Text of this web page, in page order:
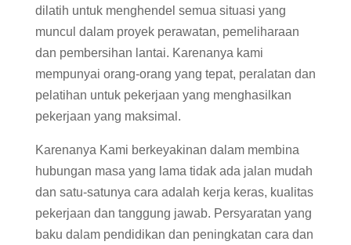
dilatih untuk menghendel semua situasi yang
muncul dalam proyek perawatan, pemeliharaan
dan pembersihan lantai. Karenanya kami
mempunyai orang-orang yang tepat, peralatan dan
pelatihan untuk pekerjaan yang menghasilkan
pekerjaan yang maksimal.
Karenanya Kami berkeyakinan dalam membina
hubungan masa yang lama tidak ada jalan mudah
dan satu-satunya cara adalah kerja keras, kualitas
pekerjaan dan tanggung jawab. Persyaratan yang
baku dalam pendidikan dan peningkatan cara dan